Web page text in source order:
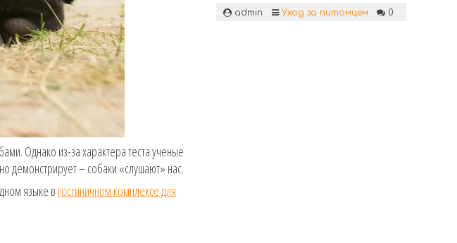
Однако из-за характера теста ученые
демонстрирует – собаки «слушают» нас.
языке в гостиничном комплексе для
admin Уход за питомцем 0